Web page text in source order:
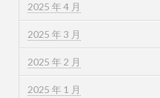
2025 年 4 月
2025 年 3 月
2025 年 2 月
2025 年 1 月